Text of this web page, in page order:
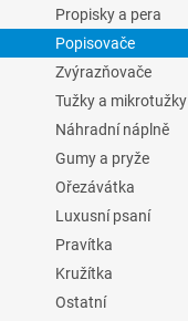
l
Propisky a pera
Popisovače
Zvýrazňovače
Tužky a mikrotužky
Náhradní náplně
Gumy a pryže
Ořezávátka
Luxusní psaní
Pravítka
Kružítka
Ostatní